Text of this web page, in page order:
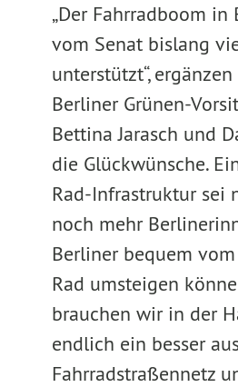
„Der Fahrradboom
vom Senat bislang
unterstützt“,
Berliner Grünen-
Bettina Jarasch und
die Glückwünsche.
Rad-Infrastruktur sei
noch mehr
Berliner bequem
Rad umsteigen
brauchen wir in der
endlich ein besser
Fahrradstraßennetz